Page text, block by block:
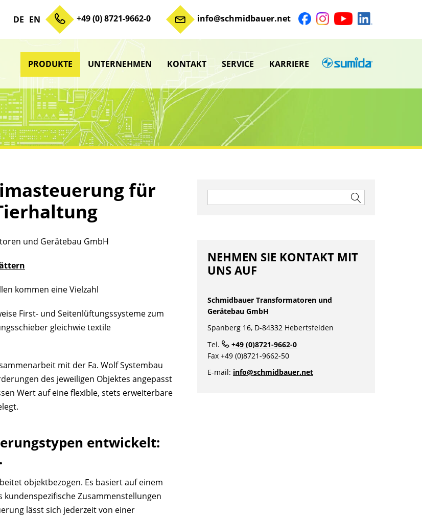
DE EN +49 (0) 8721-9662-0 info@schmidbauer.net
Zum Inhalt springen
PRODUKTE
Untermenü
anzeigen
anzeigen
Untermenü
anzeigen
Untermenü
anzeigen
anzeigen
UNTERNEHMEN KONTAKT SERVICE
Untermenü
KARRIERE SUMIDA
für
und Gerätebau GmbH
kommen eine Vielzahl
First- und Seitenlüftungssysteme zum
gleichwie textile
mit der Fa. Wolf Systembau
des jeweiligen Objektes angepasst
Wert auf eine flexible, stets erweiterbare
entwickelt:
objektbezogen. Es basiert auf einem
Zusammenstellungen
lässt sich jederzeit von einer
nach:
NEHMEN SIE KONTAKT MIT
UNS AUF
Schmidbauer Transformatoren und
Gerätebau GmbH
Spanberg 16, D-84332 Hebertsfelden
Tel.
+49 (0)8721-9662-0
Fax +49 (0)8721-9662-50
E-mail: info@schmidbauer.net